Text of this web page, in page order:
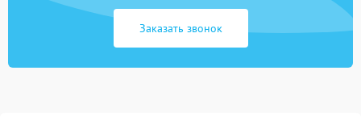
Заказать звонок